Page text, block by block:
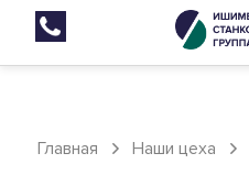
Главная
Наши цеха